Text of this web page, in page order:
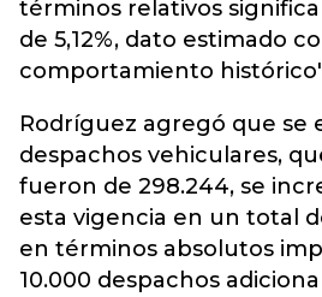
términos relativos
de 5,12%, dato estimado
comportamiento
Rodríguez agregó que se
despachos vehiculares,
fueron de 298.244, se
esta vigencia en un total
en términos absolutos
10.000 despachos